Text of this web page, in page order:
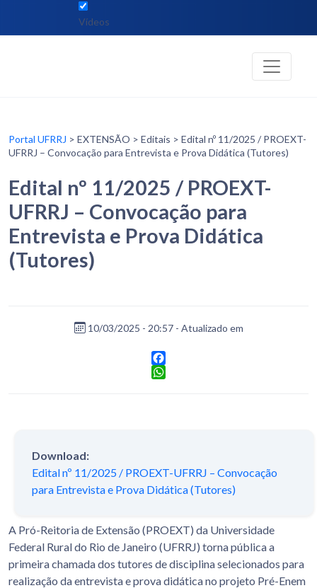
Vídeos
Portal UFRRJ > EXTENSÃO > Editais > Edital nº 11/2025 / PROEXT-
UFRRJ – Convocação para Entrevista e Prova Didática (Tutores)
Edital nº 11/2025 / PROEXT-
UFRRJ – Convocação para
Entrevista e Prova Didática
(Tutores)
10/03/2025 - 20:57 - Atualizado em
Facebook
Download:
Edital nº 11/2025 / PROEXT-UFRRJ – Convocação
para Entrevista e Prova Didática (Tutores)
A Pró-Reitoria de Extensão (PROEXT) da Universidade
Federal Rural do Rio de Janeiro (UFRRJ) torna pública a
primeira chamada dos tutores de disciplina selecionados para
realização da entrevista e prova didática no projeto Pré-Enem